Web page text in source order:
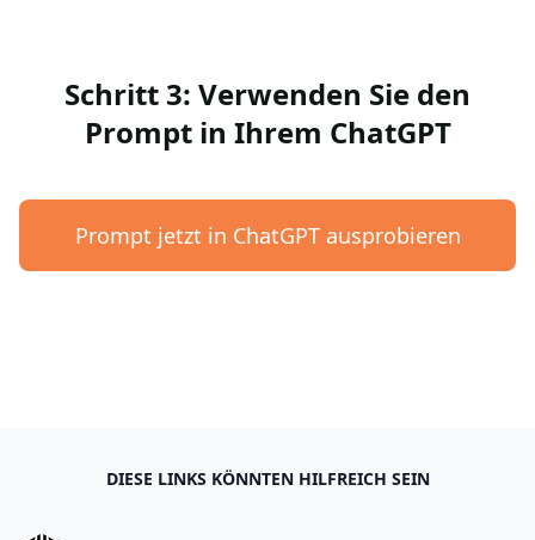
Schritt 3: Verwenden Sie den
Prompt in Ihrem ChatGPT
Prompt jetzt in ChatGPT ausprobieren
DIESE LINKS KÖNNTEN HILFREICH SEIN